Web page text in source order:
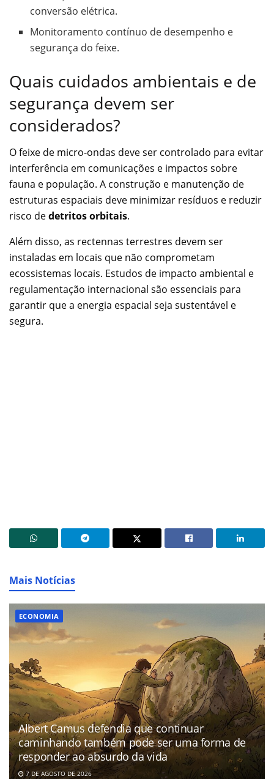
conversão elétrica.
Monitoramento contínuo de desempenho e
segurança do feixe.
Quais cuidados ambientais e de
segurança devem ser
considerados?
O feixe de micro-ondas deve ser controlado para evitar
interferência em comunicações e impactos sobre
fauna e população. A construção e manutenção de
estruturas espaciais deve minimizar resíduos e reduzir
risco dedetritos orbitais.
Além disso, as rectennas terrestres devem ser
instaladas em locais que não comprometam
ecossistemas locais. Estudos de impacto ambiental e
regulamentação internacional são essenciais para
garantir que a energia espacial seja sustentável e
segura.
Mais Notícias
ECONOMIA
Albert Camus defendia que continuar
caminhando também pode ser uma forma de
responder ao absurdo da vida
7 DE AGOSTO DE 2026